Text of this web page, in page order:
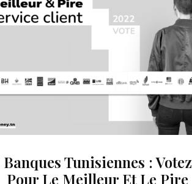
Banques Tunisiennes : Votez
Pour Le Meilleur Et Le Pire